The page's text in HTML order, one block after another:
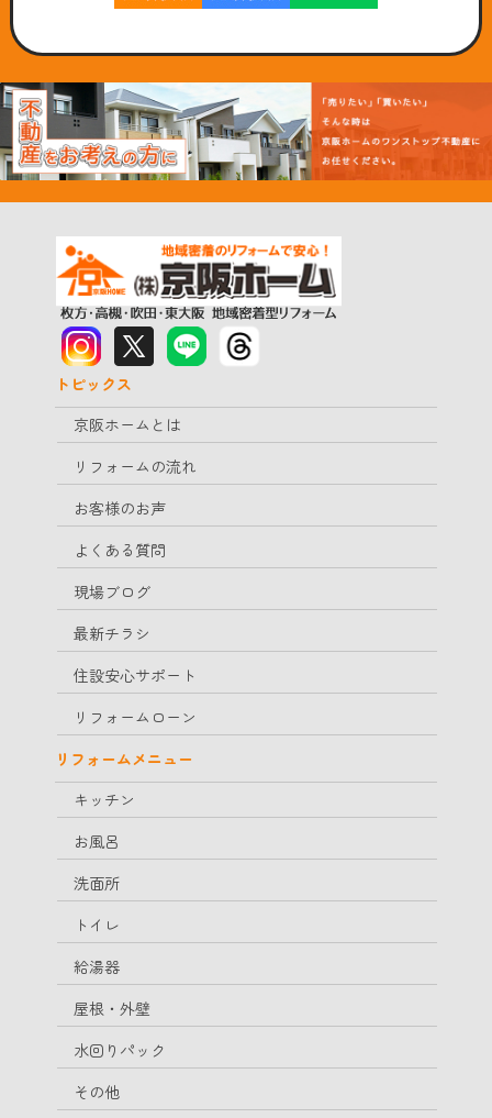
トピックス
京阪ホームとは
リフォームの流れ
お客様のお声
よくある質問
現場ブログ
最新チラシ
住設安心サポート
リフォームローン
リフォームメニュー
キッチン
お風呂
洗面所
トイレ
給湯器
屋根・外壁
水回りパック
その他